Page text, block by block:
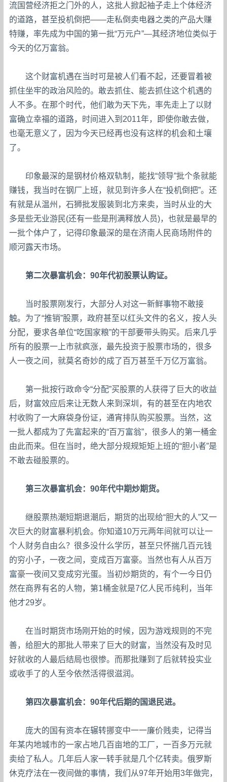
流国营经济拒之门外的人，这批人掀起袖子走上个体经济
的道路，甚至投机倒把——走私倒卖电器之类的产品大赚
特赚，率先成为中国的第一批“万元户”—其经济地位类似于
今天的亿万富翁。
这个财富机遇在当时可是被人们看不起，还要冒着被
抓住坐牢的政治风险的。敢去抓住、能去抓住这个机遇的
人不多。在那个时代，他们敢为天下先，率先走上了以财
富确立幸福的道路，时间进入到2011年，即使你敢去做，
也毫无意义了，因为今天已经再也没有这样的机会和土壤
了。
印象最深的是钢材价格双轨制，能找“领导”批个条就能
赚钱，我当时在钢厂上班，就见到许多人在“投机倒把”。还
有就是从温州，石狮批发服装到北方来卖，当时从业的大
多是些无业游民(还有一些是刑满释放人员)，也就是最早的
一批个体户了，记得印象最深的是在济南人民商场附件的
顺河露天市场。
第二次暴富机会：90年代初股票认购证。
当时股票刚发行，大部分人对这一新鲜事物不敢接
触。为了“推销”股票，政府甚至以红头文件的名义，按人头
分配，要求各单位“吃国家粮”的干部要带头购买。后来几乎
所有的股票一上市就疯涨，最先投资于股票市场的，很多
人一夜之间，就莫名奇妙的成了百万甚至千万亿万富翁。
第一批按行政命令“分配”买股票的人获得了巨大的收益
后，财富效应后来让无数人来到深圳，有的甚至在内地农
村收购了一大麻袋身份证，通宵排队购买股票。当然，这
一批人都成为了先富起来的“百万富翁”，很多人的第一桶金
由此而来。但在当时，绝大部分规规矩矩上班的“胆小者”是
不敢去碰股票的。
第三次暴富机会：90年代中期炒期货。
继股票热潮短期退潮后，期货的出现给“胆大的人”又一
次巨大的财富暴利机会。你知道10万元两年间就可以让一
个人财务自由么？很多没什么学历，甚至只怀揣几百元钱
的穷小子，一夜之间，变成百万富豪。当然也有人从百万
富豪一夜间又变成穷光蛋。当初炒期货的，有个一今日仍
然在商界有名的人物，第1桶金就是7亿人民币纯利，当年
他才29岁。
在当时期货市场刚开始的时候，因为游戏规则的不完
善，给胆大的那批人带来了巨大的财富，当然没有及时见
好就收的人最后结局也很惨。而那批赚到了后就转投实业
或收手了的人至今依然活得很滋润。
第四次暴富机会：90年代后期的国退民进。
庞大的国有资本在辗转挪变中一一廉价贱卖，记得当
年某内地城市的一家占地几百亩地的工厂，一百多万元就
卖给了私人。几年后人家一转手就是几个亿转卖。俄罗斯
休克疗法在一夜间做的事情，我们从97年开始用3年做完，